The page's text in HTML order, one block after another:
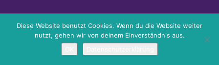
Diese Website benutzt Cookies. Wenn du die Website weiter
nutzt, gehen wir von deinem Einverständnis aus.